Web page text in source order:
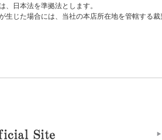
、日本法を準拠法とします。
生じた場合には、当社の本店所在地を管轄する裁